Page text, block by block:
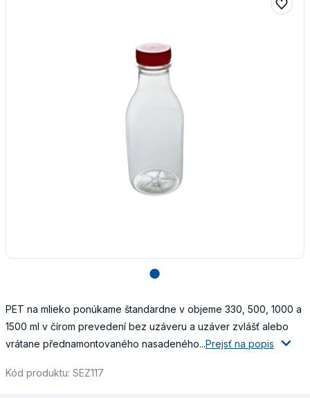
lens
PET na mlieko ponúkame štandardne v objeme 330, 500, 1000 a
1500 ml v čírom prevedení bez uzáveru a uzáver zvlášť alebo
vrátane přednamontovaného nasadeného...Prejsť na popis
Kód produktu: SEZ117